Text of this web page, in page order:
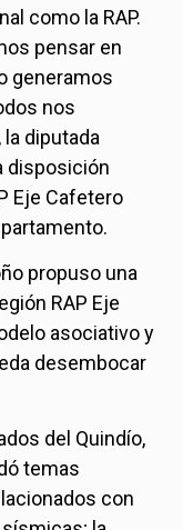
como la RAP.
pensar en
generamos
nos
diputada
disposición
Eje Cafetero
propuso una
RAP Eje
asociativo y
desembocar
del Quindío,
temas
con